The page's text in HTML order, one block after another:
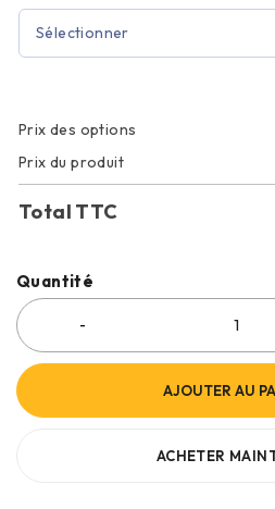
Sélectionner
Prix des options
Prix du produit
Total TTC
Quantité
AJOUTER AU
ACHETER